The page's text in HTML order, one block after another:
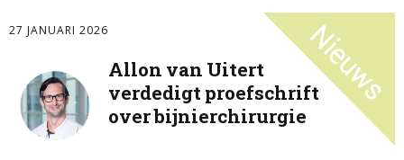
27 JANUARI 2026
Allon van Uitert
verdedigt proefschrift
over bijnierchirurgie